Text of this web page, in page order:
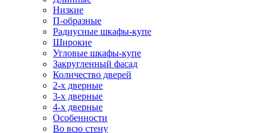
Низкие
П-образные
Радиусные шкафы-купе
Широкие
Угловые шкафы-купе
Закругленный фасад
Количество дверей
2-х дверные
3-х дверные
4-х дверные
Особенности
Во всю стену